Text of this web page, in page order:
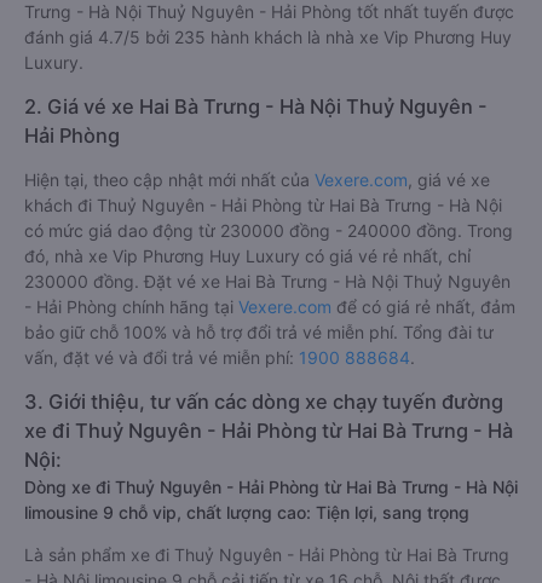
Trưng - Hà Nội Thuỷ Nguyên - Hải Phòng tốt nhất tuyến được
đánh giá 4.7/5 bởi 235 hành khách là nhà xe Vip Phương Huy
Luxury.
2. Giá vé xe Hai Bà Trưng - Hà Nội Thuỷ Nguyên -
Hải Phòng
Hiện tại, theo cập nhật mới nhất của Vexere.com , giá vé xe
khách đi Thuỷ Nguyên - Hải Phòng từ Hai Bà Trưng - Hà Nội
có mức giá dao động từ 230000 đồng - 240000 đồng. Trong
đó, nhà xe Vip Phương Huy Luxury có giá vé rẻ nhất, chỉ
230000 đồng. Đặt vé xe Hai Bà Trưng - Hà Nội Thuỷ Nguyên
- Hải Phòng chính hãng tại Vexere.com để có giá rẻ nhất, đảm
bảo giữ chỗ 100% và hỗ trợ đổi trả vé miễn phí. Tổng đài tư
vấn, đặt vé và đổi trả vé miễn phí: 1900 888684.
3. Giới thiệu, tư vấn các dòng xe chạy tuyến đường
xe đi Thuỷ Nguyên - Hải Phòng từ Hai Bà Trưng - Hà
Nội:
Dòng xe đi Thuỷ Nguyên - Hải Phòng từ Hai Bà Trưng - Hà Nội
limousine 9 chỗ vip, chất lượng cao: Tiện lợi, sang trọng
Là sản phẩm xe đi Thuỷ Nguyên - Hải Phòng từ Hai Bà Trưng